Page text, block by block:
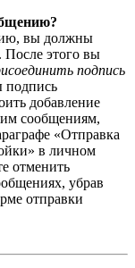
вы должны
После этого вы
подпись
подпись
добавление
сообщениям,
«Отправка
в личном
отменить
убрав
отправки